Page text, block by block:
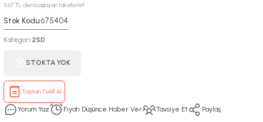
3,67 TL den başlayan taksitlerle!!
Stok Kodu:675404
Kategori:2SD
STOKTA YOK
Toptan Teklif Al
Yorum Yaz Fiyatı Düşünce Haber Ver Tavsiye Et Paylaş